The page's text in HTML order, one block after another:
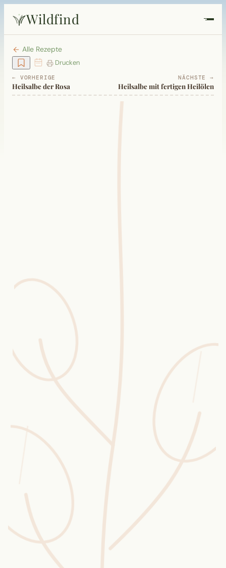
Wildfind
Startseite
Pflanzen
Blüten-Finder
Phänologie-Radar
Vogelstimmen
Gartenplaner
Düngeberater
Challenges
Wusstest du?
Sammlungen
Selber machen
Glossar
Alle Rezepte
Drucken
← VORHERIGE
Heilsalbe der Rosa
NÄCHSTE →
Heilsalbe mit fertigen Heilölen